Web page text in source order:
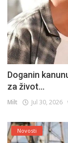
Doganin
za život...
Milt Jul 30, 2026
Novosti